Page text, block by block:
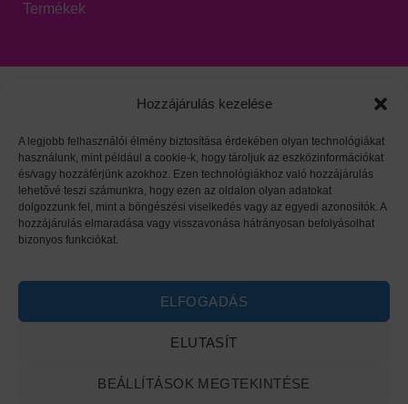
Hozzájárulás kezelése
A legjobb felhasználói élmény biztosítása érdekében olyan technológiákat
használunk, mint például a cookie-k, hogy tároljuk az eszközinformációkat
és/vagy hozzáférjünk azokhoz. Ezen technológiákhoz való hozzájárulás
lehetővé teszi számunkra, hogy ezen az oldalon olyan adatokat
dolgozzunk fel, mint a böngészési viselkedés vagy az egyedi azonosítók. A
hozzájárulás elmaradása vagy visszavonása hátrányosan befolyásolhat
bizonyos funkciókat.
ELFOGADÁS
ELUTASÍT
BEÁLLÍTÁSOK MEGTEKINTÉSE
Termékek
Viszonteladói oldal| Adatvédelem|HARZO tárgymutató